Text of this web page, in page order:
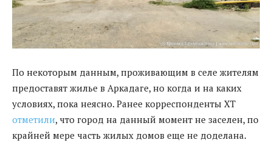
По некоторым данным, проживающим в селе жителям
предоставят жилье в Аркадаге, но когда и на каких
условиях, пока неясно. Ранее корреспонденты ХТ
отметили, что город на данный момент не заселен, по
крайней мере часть жилых домов еще не доделана.